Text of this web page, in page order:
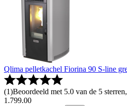
Qlima pelletkachel Fiorina 90 S-line
(1)Beoordeeld met 5.0 van de 5
1.799.00